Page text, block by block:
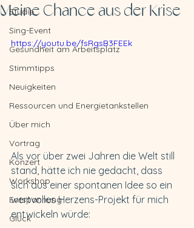
Studie
Sing-Event
Gesundheit am Arbeitsplatz
Stimmtipps
Neuigkeiten
Ressourcen und Energietankstellen
Über mich
Vortrag
Konzert
Workshop
Entspannung
Glück
Meine Chance aus der Krise
https://youtu.be/fsRgsB3FEEk
Als vor über zwei Jahren die Welt still
stand, hätte ich nie gedacht, dass
sich aus einer spontanen Idee so ein
wertvolles Herzens-Projekt für mich
entwickeln würde: